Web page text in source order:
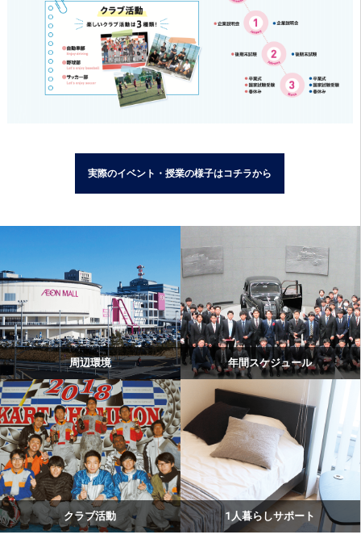
実際のイベント・授業の様子はコチラから
周辺環境 年間スケジュール
クラブ活動 1人暮らしサポート